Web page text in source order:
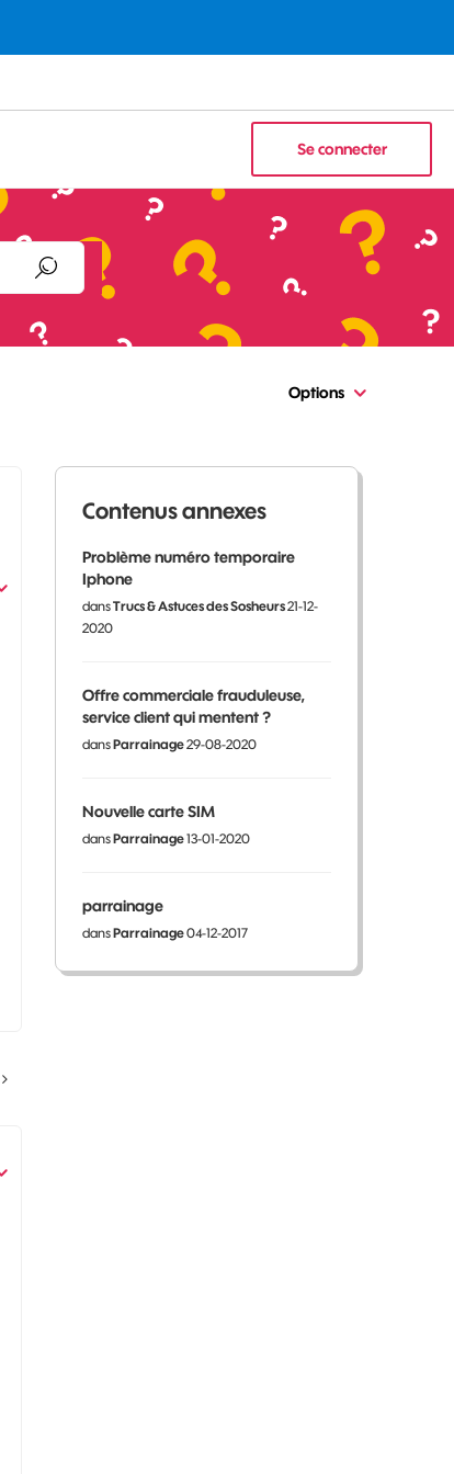
Se connecter
Options
Contenus annexes
Problème numéro temporaire
Iphone
dansTrucs & Astuces des Sosheurs21-12-
2020
Offre commerciale frauduleuse,
service client qui mentent ?
dansParrainage29-08-2020
Nouvelle carte SIM
dansParrainage13-01-2020
parrainage
dansParrainage04-12-2017